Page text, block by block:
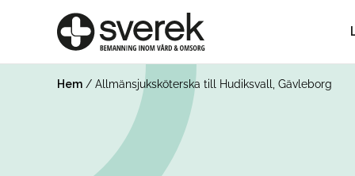
Hem / Allmänsjuksköterska till Hudiksvall, Gävleborg